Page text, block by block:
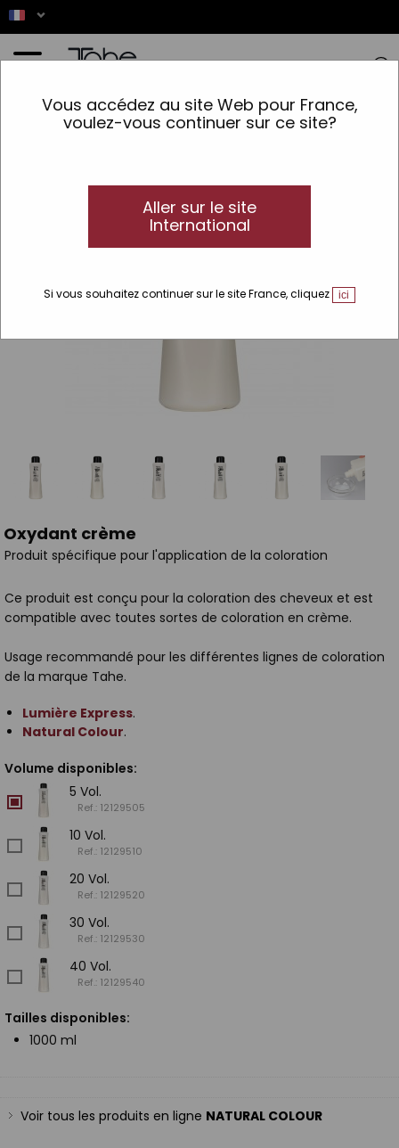
Vous accédez au site Web pour France,
voulez-vous continuer sur ce site?
Aller sur le site
International
Si vous souhaitez continuer sur le site France, cliquez ici
>Coloration >Type de produit > Oxygénée >Oxydant crème
Oxydant crème
Produit spécifique pour l'application de la coloration
Ce produit est conçu pour la coloration des cheveux et est
compatible avec toutes sortes de coloration en crème.
Usage recommandé pour les différentes lignes de coloration
de la marque Tahe.
Lumière Express.
Natural Colour.
Volume disponibles:
5 Vol.
Ref.: 12129505
10 Vol.
Ref.: 12129510
20 Vol.
Ref.: 12129520
30 Vol.
Ref.: 12129530
40 Vol.
Ref.: 12129540
Tailles disponibles:
1000 ml
Voir tous les produits en ligne NATURAL COLOUR